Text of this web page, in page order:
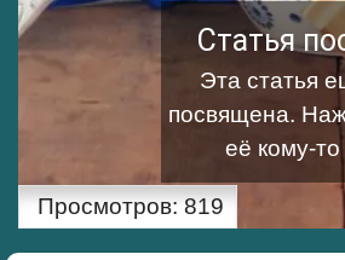
Статья
Эта статья
посвящена.
её кому-то
Просмотров: 819